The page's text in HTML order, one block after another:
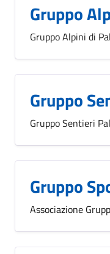
Gruppo
Gruppo Alpini di
Gruppo
Gruppo Sentieri
Gruppo
Associazione